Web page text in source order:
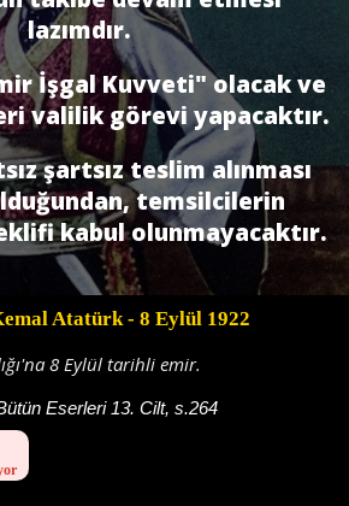
lazımdır.
İşgal Kuvveti" olacak ve
valilik görevi yapacaktır.
şartsız teslim alınması
temsilcilerin
kabul olunmayacaktır.
Atatürk- 8 Eylül 1922
8 Eylül tarihli emir.
Eserleri 13. Cilt, s.264